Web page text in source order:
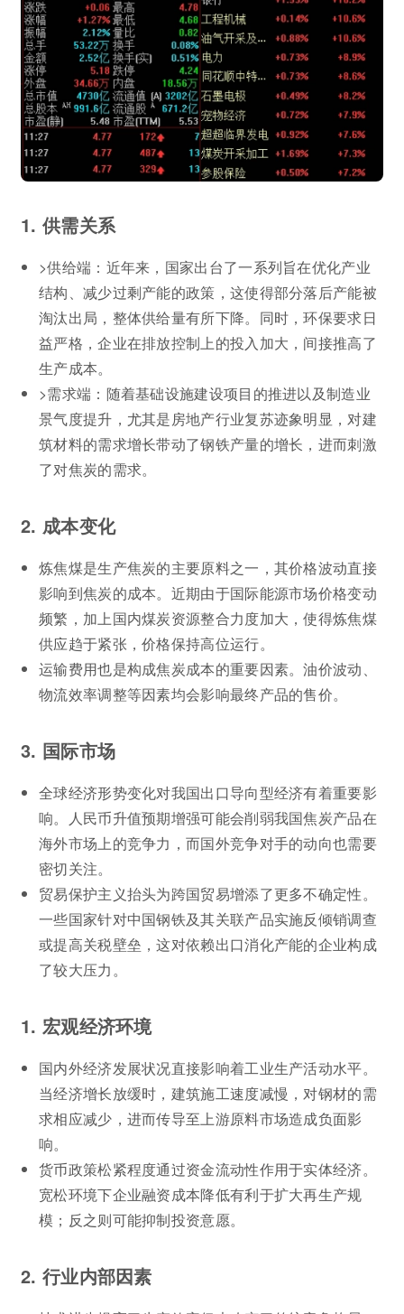
1. 供需关系
>供给端：近年来，国家出台了一系列旨在优化产业
结构、减少过剩产能的政策，这使得部分落后产能被
淘汰出局，整体供给量有所下降。同时，环保要求日
益严格，企业在排放控制上的投入加大，间接推高了
生产成本。
>需求端：随着基础设施建设项目的推进以及制造业
景气度提升，尤其是房地产行业复苏迹象明显，对建
筑材料的需求增长带动了钢铁产量的增长，进而刺激
了对焦炭的需求。
2. 成本变化
炼焦煤是生产焦炭的主要原料之一，其价格波动直接
影响到焦炭的成本。近期由于国际能源市场价格变动
频繁，加上国内煤炭资源整合力度加大，使得炼焦煤
供应趋于紧张，价格保持高位运行。
运输费用也是构成焦炭成本的重要因素。油价波动、
物流效率调整等因素均会影响最终产品的售价。
3. 国际市场
全球经济形势变化对我国出口导向型经济有着重要影
响。人民币升值预期增强可能会削弱我国焦炭产品在
海外市场上的竞争力，而国外竞争对手的动向也需要
密切关注。
贸易保护主义抬头为跨国贸易增添了更多不确定性。
一些国家针对中国钢铁及其关联产品实施反倾销调查
或提高关税壁垒，这对依赖出口消化产能的企业构成
了较大压力。
1. 宏观经济环境
国内外经济发展状况直接影响着工业生产活动水平。
当经济增长放缓时，建筑施工速度减慢，对钢材的需
求相应减少，进而传导至上游原料市场造成负面影
响。
货币政策松紧程度通过资金流动性作用于实体经济。
宽松环境下企业融资成本降低有利于扩大再生产规
模；反之则可能抑制投资意愿。
2. 行业内部因素